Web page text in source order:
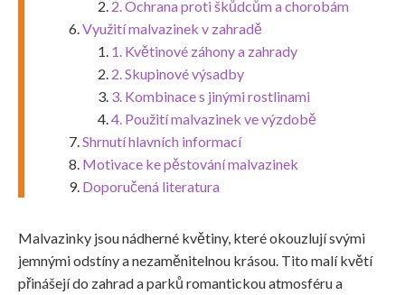
2. Ochrana proti škůdcům a chorobám
Využití malvazinek v zahradě
1. Květinové záhony a zahrady
2. Skupinové výsadby
3. Kombinace s jinými rostlinami
4. Použití malvazinek ve výzdobě
Shrnutí hlavních informací
Motivace ke pěstování malvazinek
Doporučená literatura
Malvazinky jsou nádherné květiny, které okouzlují svými
jemnými odstíny a nezaměnitelnou krásou. Tito malí květí
přinášejí do zahrad a parků romantickou atmosféru a